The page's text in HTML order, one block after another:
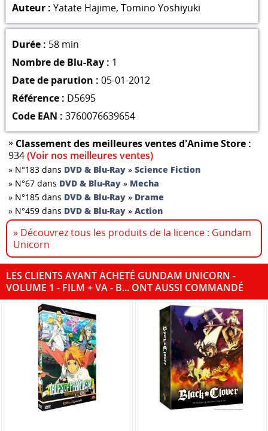
Auteur : Yatate Hajime, Tomino Yoshiyuki
Durée : 58 min
Nombre de Blu-Ray : 1
Date de parution : 05-01-2012
Référence : D5695
Code EAN : 3760076639654
» Classement des meilleures ventes d'Anime Store :
934(Voir nos meilleures ventes)
» N°183 dans DVD & Blu-Ray »Science Fiction
» N°67 dans DVD & Blu-Ray » Mecha
» N°185 dans DVD & Blu-Ray » Drame
» N°459 dans DVD & Blu-Ray »Action
» Découvrez tous les produits de la licence : Gundam
Unicorn
LES CLIENTS AYANT ACHETÉ GUNDAM UNICORN -
VOLUME 1 - FILM + VA - B... ONT AUSSI COMMANDÉ